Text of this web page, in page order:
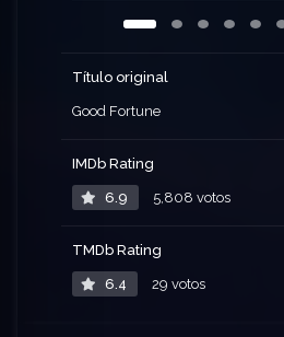
Título original
Good Fortune
IMDb Rating
6.9 5,808 votos
TMDb Rating
6.4 29 votos